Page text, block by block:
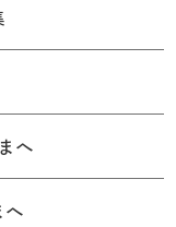
へ